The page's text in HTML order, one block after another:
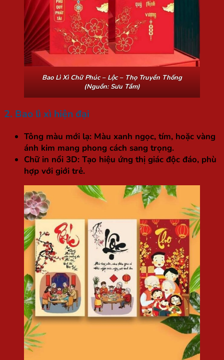
Bao Lì Xì Chữ Phúc – Lộc – Thọ Truyền Thống
(Nguồn: Sưu Tầm)
2. Bao lì xì hiện đại
Tông màu mới lạ: Màu xanh ngọc, tím, hoặc vàng
ánh kim mang phong cách sang trọng.
Chữ in nổi 3D: Tạo hiệu ứng thị giác độc đáo, phù
hợp với giới trẻ.